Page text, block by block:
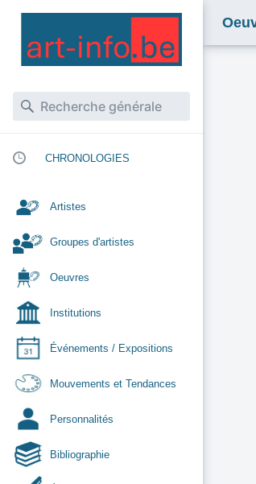
CHRONOLOGIES
Artistes
Groupes d'artistes
Oeuvres
Institutions
Événements / Expositions
Mouvements et Tendances
Personnalités
Bibliographie